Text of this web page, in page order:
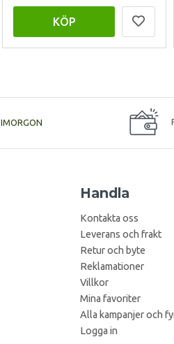
KÖP
IMORGON
Handla
Kontakta oss
Leverans och frakt
Retur och byte
Reklamationer
Villkor
Mina favoriter
Alla kampanjer och
Logga in